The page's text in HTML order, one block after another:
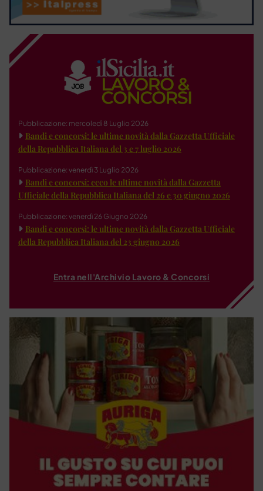
Pubblicazione: mercoledì 8 Luglio 2026
Bandi e concorsi: le ultime novità dalla Gazzetta Ufficiale
della Repubblica Italiana del 3 e 7 luglio 2026
Pubblicazione: venerdì 3 Luglio 2026
Bandi e concorsi: ecco le ultime novità dalla Gazzetta
Ufficiale della Repubblica Italiana del 26 e 30 giugno 2026
Pubblicazione: venerdì 26 Giugno 2026
Bandi e concorsi: le ultime novità dalla Gazzetta Ufficiale
della Repubblica Italiana del 23 giugno 2026
Entra nell'Archivio Lavoro & Concorsi